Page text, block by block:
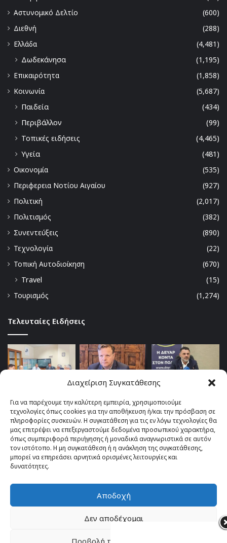
Διαχείριση Συγκατάθεσης
Για να παρέχουμε την καλύτερη εμπειρία, χρησιμοποιούμε
τεχνολογίες όπως cookies για την αποθήκευση ή/και την πρόσβαση σε
πληροφορίες συσκευών. Η συγκατάθεση για τις εν λόγω τεχνολογίες θα
μας επιτρέψει να επεξεργαστούμε δεδομένα προσωπικού χαρακτήρα,
όπως συμπεριφορά περιήγησης ή μοναδικά αναγνωριστικά σε αυτόν
τον ιστότοπο. Η μη συγκατάθεση ή η ανάκληση της συγκατάθεσης,
μπορεί να επηρεάσει αρνητικά ορισμένες λειτουργίες και
δυνατότητες.
Αποδοχή
Δεν αποδέχομαι
Προβολή προτιμήσεων
Αστυνομικό Δελτίο
(600)
Διεθνή
(288)
Ελλάδα
(4,481)
Δωδεκάνησα
(1,195)
Επικαιρότητα
(1,858)
Κοινωνία
(5,687)
Παιδεία
(434)
Περιβάλλον
(99)
Τοπικές ειδήσεις
(4,465)
Υγεία
(481)
Οικονομία
(535)
Περιφερεια Νοτίου Αιγαίου
(927)
Πολιτική
(2,017)
Πολιτισμός
(382)
Συνεντεύξεις
(890)
Τεχνολογία
(22)
Τοπική Αυτοδιοίκηση
(670)
Travel
(15)
Τουρισμός
(1,274)
Τελευταίες Ειδήσεις
© Copyright 2026, All Rights Reserved |TOP fm 102.4